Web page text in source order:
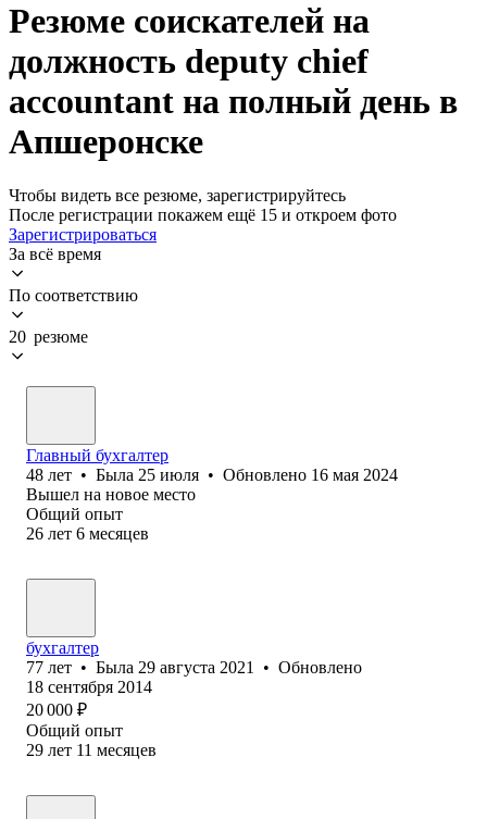
Резюме соискателей на
должность deputy chief
accountant на полный день в
Апшеронске
Чтобы видеть все резюме, зарегистрируйтесь
После регистрации покажем ещё 15 и откроем фото
Зарегистрироваться
За всё время
По соответствию
20 резюме
Главный бухгалтер
48 лет • Была 25 июля • Обновлено 16 мая 2024
Вышел на новое место
Общий опыт
26 лет 6 месяцев
бухгалтер
77 лет • Была 29 августа 2021 • Обновлено
18 сентября 2014
20 000 ₽
Общий опыт
29 лет 11 месяцев